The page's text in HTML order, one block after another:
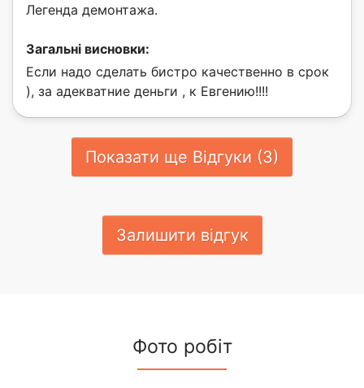
Легенда демонтажа.
Загальні висновки:
Если надо сделать бистро качественно в срок
), за адекватние деньги , к Евгению!!!!
Показати ще Відгуки (3)
Залишити відгук
Фото робіт